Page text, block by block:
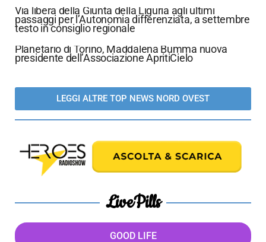
Via libera della Giunta della Liguria agli ultimi
passaggi per l’Autonomia differenziata, a settembre
testo in consiglio regionale
Planetario di Torino, Maddalena Bumma nuova
presidente dell’Associazione ApritiCielo
LEGGI ALTRE TOP NEWS NORD OVEST
LivePills
GOOD LIFE